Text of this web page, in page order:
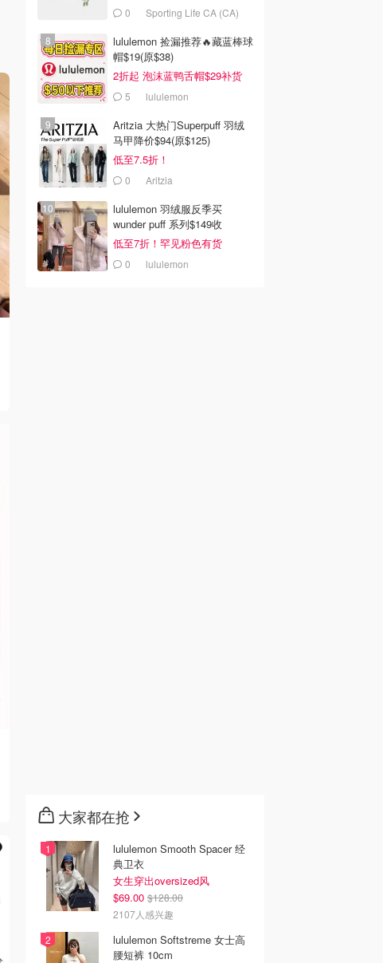
0 Sporting Life CA (CA)
lululemon 捡漏推荐🔥藏蓝棒球
帽$19(原$38)
2折起 泡沫蓝鸭舌帽$29补货
5 lululemon
Aritzia 大热门Superpuff 羽绒
马甲降价$94(原$125)
低至7.5折！
0 Aritzia
lululemon 羽绒服反季买
wunder puff 系列$149收
低至7折！罕见粉色有货
0 lululemon
大家都在抢
lululemon Smooth Spacer 经
典卫衣
女生穿出oversized风
$69.00 $128.00
2107人感兴趣
lululemon Softstreme 女士高
腰短裤 10cm